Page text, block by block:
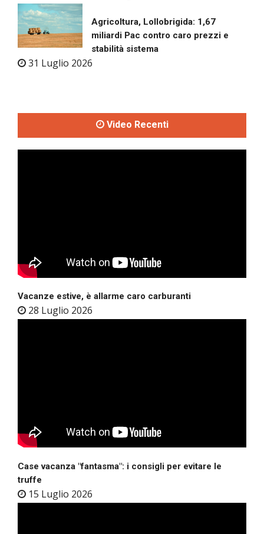
Agricoltura, Lollobrigida: 1,67
miliardi Pac contro caro prezzi e
stabilità sistema
31 Luglio 2026
Video Recenti
Vacanze estive, è allarme caro carburanti
28 Luglio 2026
Case vacanza "fantasma": i consigli per evitare le
truffe
15 Luglio 2026